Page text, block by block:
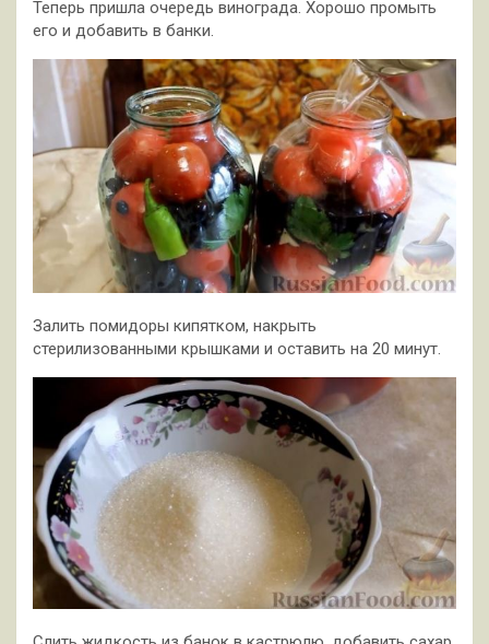
Теперь пришла очередь винограда. Хорошо промыть
его и добавить в банки.
Залить помидоры кипятком, накрыть
стерилизованными крышками и оставить на 20 минут.